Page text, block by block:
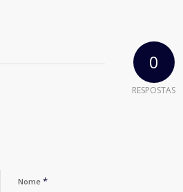
0
RESPOSTAS
Nome *